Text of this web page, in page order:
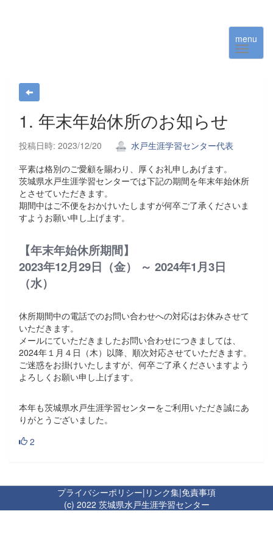
menu
1. 年末年始休所のお知らせ
投稿日時: 2023/12/20
水戸生涯学習センター代表
平素は格別のご愛顧を賜わり、厚くお礼申しあげます。
茨城県水戸生涯学習センターでは下記の期間を年末年始休所
とさせていただきます。
期間中はご不便をおかけいたしますが何卒ご了承くださいま
すようお願い申し上げます。
【年末年始休所期間】
2023年12月29日（金） ～ 2024年1月3日
（水）
休所期間中の電話でのお問い合わせへの対応はお休みさせて
いただきます。
メールにていただきましたお問い合わせにつきましては、
2024年１月４日（木）以降、順次対応させていただきます。
ご迷惑をお掛けいたしますが、何卒ご了承くださいますよう
よろしくお願い申し上げます。
本年も茨城県水戸生涯学習センターをご利用いただき誠にあ
りがとうございました。
2
プライバシーポリシー| リンク集|免責事項
(c) 2022 茨城県水戸生涯学習センター